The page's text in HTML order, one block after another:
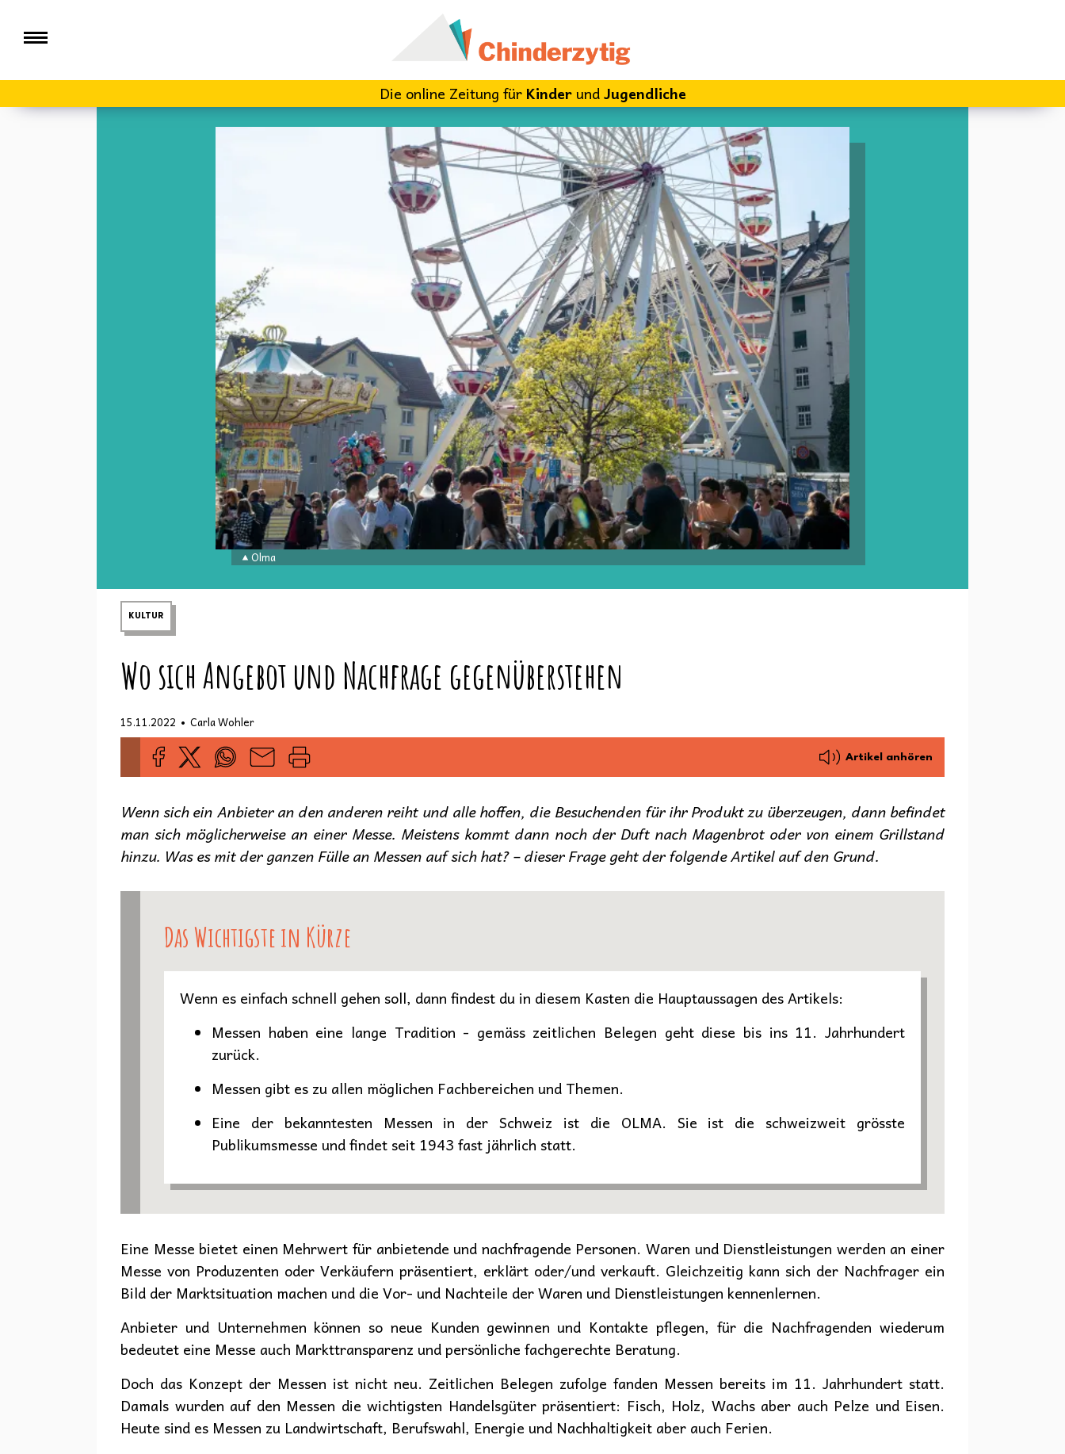
Die online Zeitung für KinderundJugendliche
Olma
KULTUR
Wo sich Angebot und Nachfrage gegenüberstehen
15.11.2022 • Carla Wohler
Artikel anhören
Wenn sich ein Anbieter an den anderen reiht und alle hoffen, die Besuchenden für ihr Produkt zu überzeugen, dann befindet
man sich möglicherweise an einer Messe. Meistens kommt dann noch der Duft nach Magenbrot oder von einem Grillstand
hinzu. Was es mit der ganzen Fülle an Messen auf sich hat? – dieser Frage geht der folgende Artikel auf den Grund.
Das Wichtigste in Kürze
Wenn es einfach schnell gehen soll, dann findest du in diesem Kasten die Hauptaussagen des Artikels:
Messen haben eine lange Tradition - gemäss zeitlichen Belegen geht diese bis ins 11. Jahrhundert
zurück.
Messen gibt es zu allen möglichen Fachbereichen und Themen.
Eine der bekanntesten Messen in der Schweiz ist die OLMA. Sie ist die schweizweit grösste
Publikumsmesse und findet seit 1943 fast jährlich statt.
Eine Messe bietet einen Mehrwert für anbietende und nachfragende Personen. Waren und Dienstleistungen werden an einer
Messe von Produzenten oder Verkäufern präsentiert, erklärt oder/und verkauft. Gleichzeitig kann sich der Nachfrager ein
Bild der Marktsituation machen und die Vor- und Nachteile der Waren und Dienstleistungen kennenlernen.
Anbieter und Unternehmen können so neue Kunden gewinnen und Kontakte pflegen, für die Nachfragenden wiederum
bedeutet eine Messe auch Markttransparenz und persönliche fachgerechte Beratung.
Doch das Konzept der Messen ist nicht neu. Zeitlichen Belegen zufolge fanden Messen bereits im 11. Jahrhundert statt.
Damals wurden auf den Messen die wichtigsten Handelsgüter präsentiert: Fisch, Holz, Wachs aber auch Pelze und Eisen.
Heute sind es Messen zu Landwirtschaft, Berufswahl, Energie und Nachhaltigkeit aber auch Ferien.